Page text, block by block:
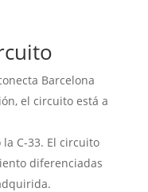
Barcelona
el circuito está a
C-33. El circuito
diferenciadas